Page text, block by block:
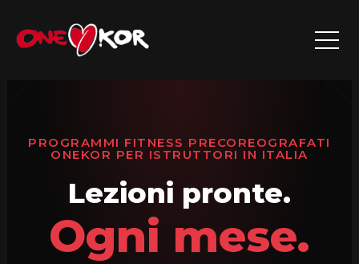
contenuto
PROGRAMMI FITNESS PRECOREOGRAFATI
ONEKOR PER ISTRUTTORI IN ITALIA
Lezioni pronte.
Ogni mese.